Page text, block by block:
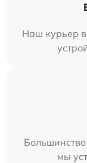
Наш курьер
мы